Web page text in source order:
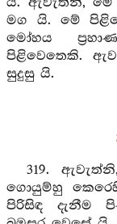
මග යි. මේ
මෝහය
පිළිවෙතෙකි.
සුදුසු යි.
319.
ගොයුම්හු
පිරිසිඳ දැනීම